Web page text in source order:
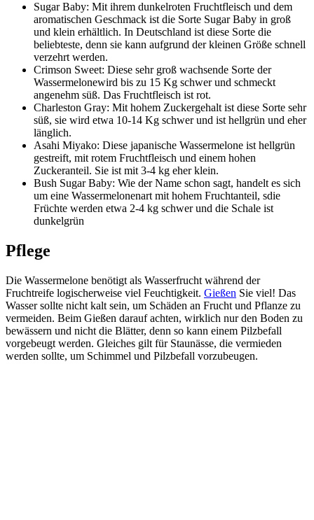
Sugar Baby: Mit ihrem dunkelroten Fruchtfleisch und dem
aromatischen Geschmack ist die Sorte Sugar Baby in groß
und klein erhältlich. In Deutschland ist diese Sorte die
beliebteste, denn sie kann aufgrund der kleinen Größe schnell
verzehrt werden.
Crimson Sweet: Diese sehr groß wachsende Sorte der
Wassermelonewird bis zu 15 Kg schwer und schmeckt
angenehm süß. Das Fruchtfleisch ist rot.
Charleston Gray: Mit hohem Zuckergehalt ist diese Sorte sehr
süß, sie wird etwa 10-14 Kg schwer und ist hellgrün und eher
länglich.
Asahi Miyako: Diese japanische Wassermelone ist hellgrün
gestreift, mit rotem Fruchtfleisch und einem hohen
Zuckeranteil. Sie ist mit 3-4 kg eher klein.
Bush Sugar Baby: Wie der Name schon sagt, handelt es sich
um eine Wassermelonenart mit hohem Fruchtanteil, sdie
Früchte werden etwa 2-4 kg schwer und die Schale ist
dunkelgrün
Pflege
Die Wassermelone benötigt als Wasserfrucht während der
Fruchtreife logischerweise viel Feuchtigkeit. Gießen Sie viel! Das
Wasser sollte nicht kalt sein, um Schäden an Frucht und Pflanze zu
vermeiden. Beim Gießen darauf achten, wirklich nur den Boden zu
bewässern und nicht die Blätter, denn so kann einem Pilzbefall
vorgebeugt werden. Gleiches gilt für Staunässe, die vermieden
werden sollte, um Schimmel und Pilzbefall vorzubeugen.